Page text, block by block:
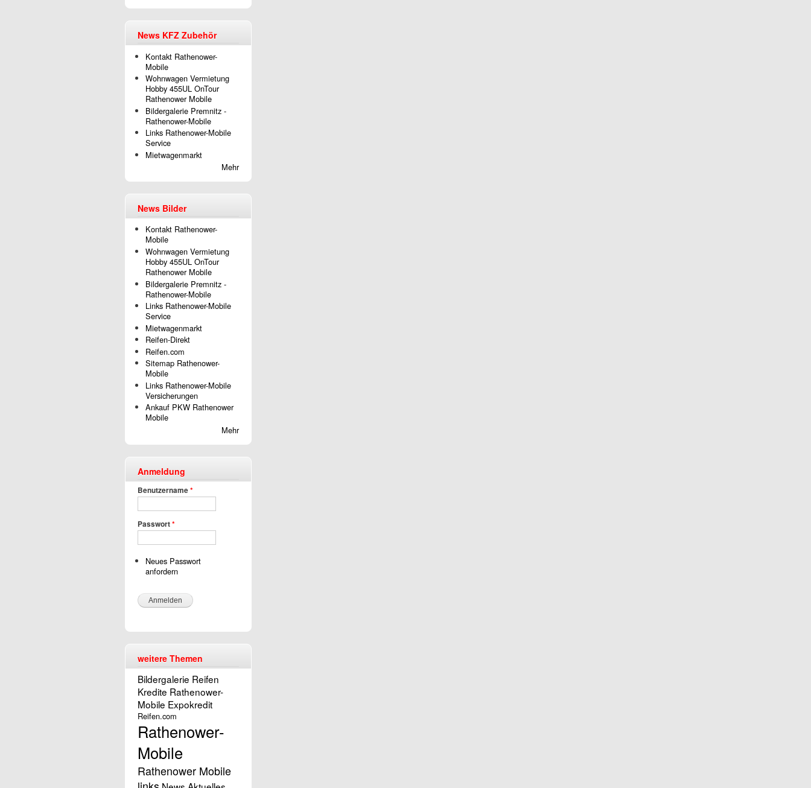
News KFZ Zubehör
Kontakt Rathenower-
Mobile
Wohnwagen Vermietung
Hobby 455UL OnTour
Rathenower Mobile
Bildergalerie Premnitz -
Rathenower-Mobile
Links Rathenower-Mobile
Service
Mietwagenmarkt
Mehr
News Bilder
Kontakt Rathenower-
Mobile
Wohnwagen Vermietung
Hobby 455UL OnTour
Rathenower Mobile
Bildergalerie Premnitz -
Rathenower-Mobile
Links Rathenower-Mobile
Service
Mietwagenmarkt
Reifen-Direkt
Reifen.com
Sitemap Rathenower-
Mobile
Links Rathenower-Mobile
Versicherungen
Ankauf PKW Rathenower
Mobile
Mehr
Anmeldung
Benutzername*
Passwort*
Neues Passwort
anfordern
weitere Themen
Bildergalerie Reifen
Kredite Rathenower-
Mobile Expokredit
Reifen.com
Rathenower-
Mobile
Rathenower Mobile